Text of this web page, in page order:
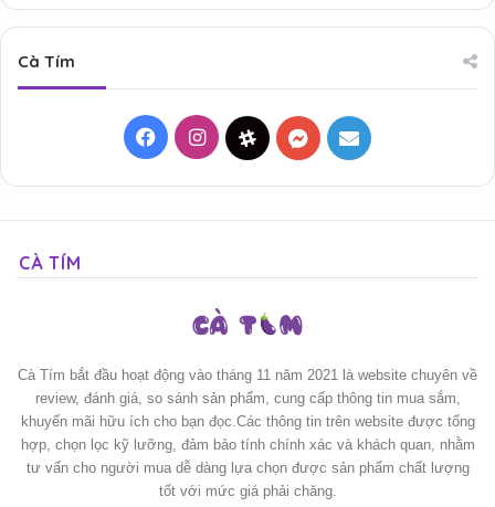
Cà Tím
FacebookInstagramThreadsMessenger
Mail
CÀ TÍM
Cà Tím bắt đầu hoạt động vào tháng 11 năm 2021 là website chuyên về
review, đánh giá, so sánh sản phẩm, cung cấp thông tin mua sắm,
khuyến mãi hữu ích cho bạn đọc.Các thông tin trên website được tổng
hợp, chọn lọc kỹ lưỡng, đảm bảo tính chính xác và khách quan, nhằm
tư vấn cho người mua dễ dàng lựa chọn được sản phẩm chất lượng
tốt với mức giá phải chăng.